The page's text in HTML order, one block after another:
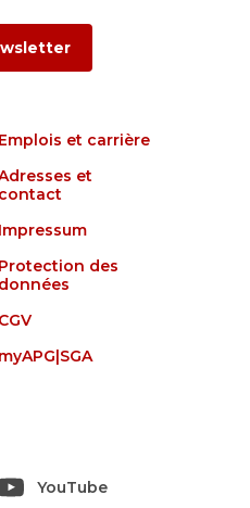
Emplois et carrière
et
contact
Impressum
Protection des
données
CGV
myAPG|SGA
YouTube